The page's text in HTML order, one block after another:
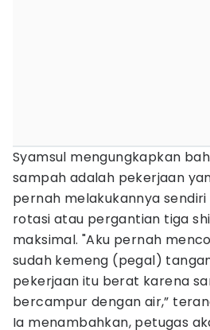
Syamsul mengungkapkan
sampah adalah pekerjaan
pernah melakukannya
rotasi atau pergantian tiga
maksimal. "Aku pernah
sudah kemeng (pegal)
pekerjaan itu berat karena
bercampur dengan air,”
Ia menambahkan, petugas